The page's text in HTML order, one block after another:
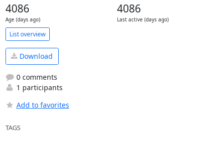
4086
Age (days ago)
4086
Last active (days ago)
List overview
Download
0 comments
1 participants
Add to favorites
TAGS